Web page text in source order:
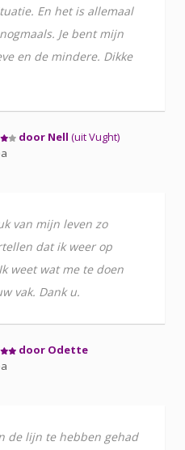
En het is allemaal
Je bent mijn
en de mindere. Dikke
door Nell (uit Vught)
van mijn leven zo
dat ik weer op
weet wat me te doen
vak. Dank u.
door Odette
de lijn te hebben gehad